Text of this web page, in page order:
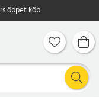
öppet köp